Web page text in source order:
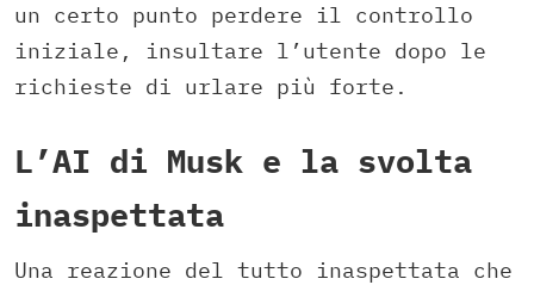
un certo punto perdere il controllo
iniziale, insultare l’utente dopo le
richieste di urlare più forte.
L’AI di Musk e la svolta
inaspettata
Una reazione del tutto inaspettata che